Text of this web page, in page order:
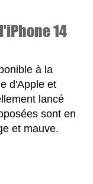
14
à la
d'Apple et
lancé
sont en
et mauve.